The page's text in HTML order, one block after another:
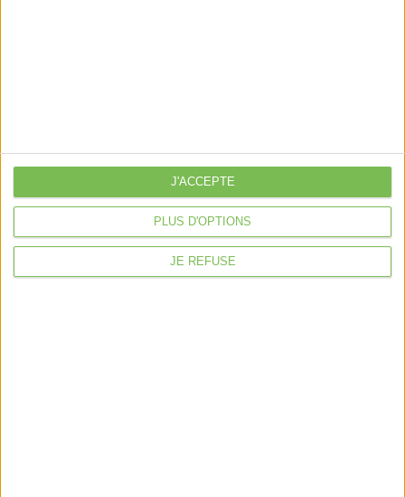
PLUS D'OPTIONS
JE REFUSE
J'ACCEPTE
libérale
Je sécurise mon activité
À la une